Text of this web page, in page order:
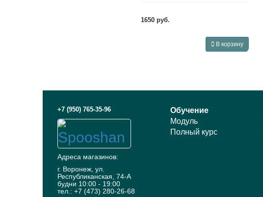
1650 руб.
В корзину
+7 (950) 765-35-96
Адреса магазинов:
г. Воронеж, ул.
Республиканская, 74-А
будни 10:00 - 19:00
тел.: +7 (473) 280-26-68
Обучение
Модуль
Полный курс